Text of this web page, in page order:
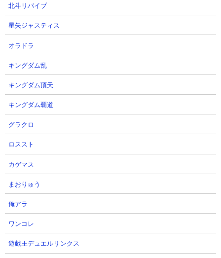
ションエターナルLIVE】
しーちゃんちさん
り強いが注意点も！新MSのSP化
＆SSP化のおすすめは？
2026.08.06 21:08（18時間前）
11
ずんだもんのゲームチャンネルさん
13 14
北斗リバイブ
星矢ジャスティス
オラドラ
キングダム乱
キングダム頂天
キングダム覇道
グラクロ
ロススト
カゲマス
まおりゅう
俺アラ
ワンコレ
遊戯王デュエルリンクス